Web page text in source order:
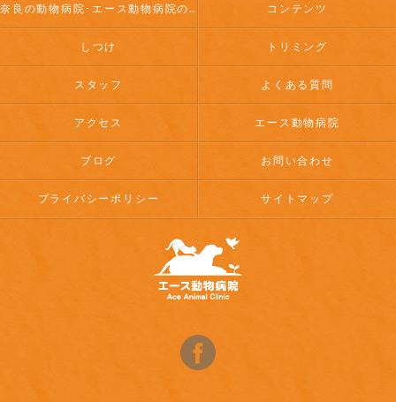
奈良の動物病院･エース動物病院のお客様の声 コンテンツ
しつけ トリミング
スタッフ よくある質問
アクセス エース動物病院
ブログ お問い合わせ
プライバシーポリシー サイトマップ